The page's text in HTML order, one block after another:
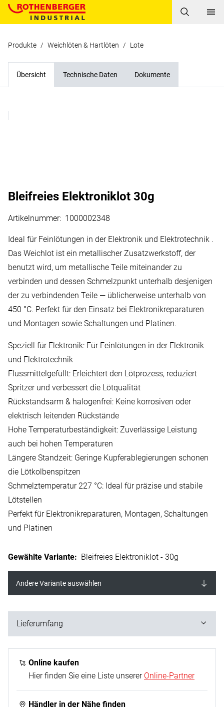
Produkte / Weichlöten & Hartlöten / Lote
Übersicht Technische Daten Dokumente
Bleifreies Elektroniklot 30g
Artikelnummer: 1000002348
Ideal für Feinlötungen in der Elektronik und Elektrotechnik .
Das Weichlot ist ein metallischer Zusatzwerkstoff, der
benutzt wird, um metallische Teile miteinander zu
verbinden und dessen Schmelzpunkt unterhalb desjenigen
der zu verbindenden Teile — üblicherweise unterhalb von
450 °C. Perfekt für den Einsatz bei Elektronikreparaturen
und Montagen sowie Schaltungen und Platinen.
Speziell für Elektronik: Für Feinlötungen in der Elektronik
und Elektrotechnik
Flussmittelgefüllt: Erleichtert den Lötprozess, reduziert
Spritzer und verbessert die Lötqualität
Rückstandsarm & halogenfrei: Keine korrosiven oder
elektrisch leitenden Rückstände
Hohe Temperaturbeständigkeit: Zuverlässige Leistung
auch bei hohen Temperaturen
Längere Standzeit: Geringe Kupferablegierungen schonen
die Lötkolbenspitzen
Schmelztemperatur 227 °C: Ideal für präzise und stabile
Lötstellen
Perfekt für Elektronikreparaturen, Montagen, Schaltungen
und Platinen
Gewählte Variante: Bleifreies Elektroniklot - 30g
Andere Variante auswählen
Lieferumfang
30 g
Online kaufen
Hier finden Sie eine Liste unserer Online-Partner
Händler in der Nähe finden